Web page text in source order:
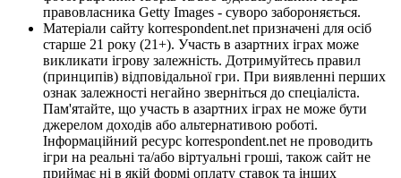
правовласника Getty Images - суворо забороняється.
Матеріали сайту korrespondent.net призначені для осіб
старше 21 року (21+). Участь в азартних іграх може
викликати ігрову залежність. Дотримуйтесь правил
(принципів) відповідальної гри. При виявленні перших
ознак залежності негайно зверніться до спеціаліста.
Пам'ятайте, що участь в азартних іграх не може бути
джерелом доходів або альтернативою роботі.
Інформаційний ресурс korrespondent.net не проводить
ігри на реальні та/або віртуальні гроші, також сайт не
приймає ні в якій формі оплату ставок та інших